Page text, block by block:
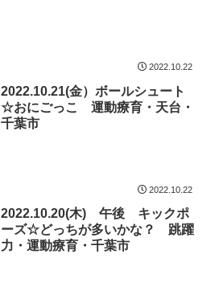
2022.10.22
2022.10.21(金）ボールシュート
☆おにごっこ 運動療育・天台・
千葉市
2022.10.22
2022.10.20(木) 午後 キックポ
ーズ☆どっちが多いかな？ 跳躍
力・運動療育・千葉市